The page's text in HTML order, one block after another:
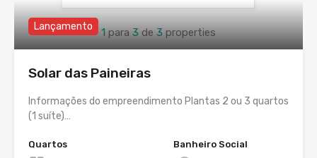
1 para3 de3 properties
Lançamento
Solar das Paineiras
Informações do empreendimento Plantas 2 ou 3 quartos
(1 suíte)…
Quartos
Banheiro Social